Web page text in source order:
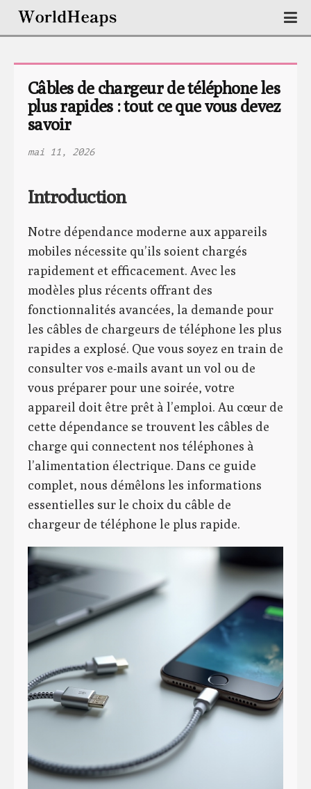
Câbles de chargeur de téléphone les
plus rapides : tout ce que vous devez
savoir
mai 11, 2026
Introduction
Notre dépendance moderne aux appareils
mobiles nécessite qu’ils soient chargés
rapidement et efficacement. Avec les
modèles plus récents offrant des
fonctionnalités avancées, la demande pour
les câbles de chargeurs de téléphone les plus
rapides a explosé. Que vous soyez en train de
consulter vos e-mails avant un vol ou de
vous préparer pour une soirée, votre
appareil doit être prêt à l’emploi. Au cœur de
cette dépendance se trouvent les câbles de
charge qui connectent nos téléphones à
l’alimentation électrique. Dans ce guide
complet, nous démêlons les informations
essentielles sur le choix du câble de
chargeur de téléphone le plus rapide.